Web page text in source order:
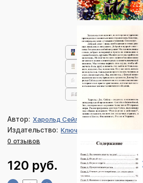
Автор: Харольд Сейла
Издательство: Ключ
0 отзывов
120 руб.